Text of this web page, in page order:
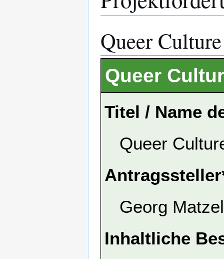
Queer Culture
Queer
Titel / Name
Queer
Georg Matzel
Inhaltliche